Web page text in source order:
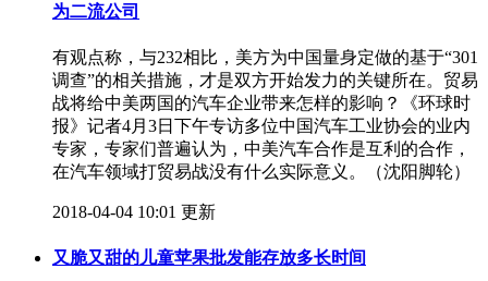
为二流公司
有观点称，与232相比，美方为中国量身定做的基于“301
调查”的相关措施，才是双方开始发力的关键所在。贸易
战将给中美两国的汽车企业带来怎样的影响？《环球时
报》记者4月3日下午专访多位中国汽车工业协会的业内
专家，专家们普遍认为，中美汽车合作是互利的合作，
在汽车领域打贸易战没有什么实际意义。（沈阳脚轮）
2018-04-04 10:01 更新
又脆又甜的儿童苹果批发能存放多长时间